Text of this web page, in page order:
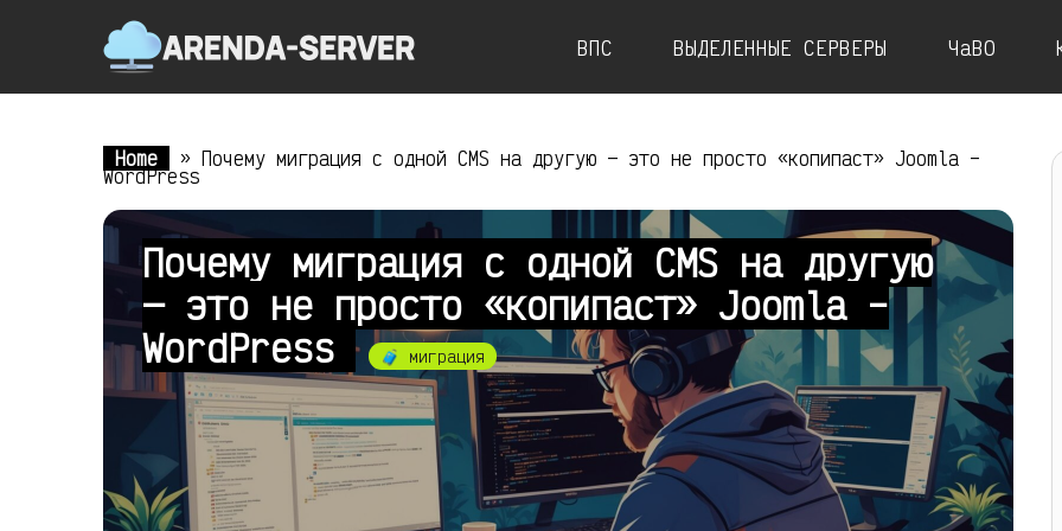
ВПС ВЫДЕЛЕННЫЕ СЕРВЕРЫ ЧаВО
Home » Почему миграция с одной CMS на другую — это не просто «копипаст» Joomla –
WordPress
Почему миграция с одной CMS на другую
— это не просто «копипаст» Joomla –
WordPress
🧳 миграция